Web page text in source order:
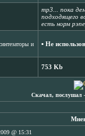
mp3... пока
подходящего
есть норм
и
▪ Не
753 Kb
Скачал, послушал
@ 15:31